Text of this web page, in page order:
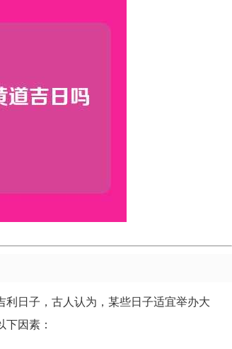
日子，古人认为，某些日子适宜举办大
因素：